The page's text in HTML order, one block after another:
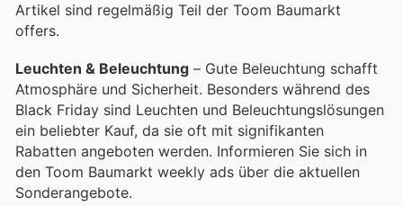
Artikel sind regelmäßig Teil der Toom Baumarkt
offers.
Leuchten & Beleuchtung – Gute Beleuchtung schafft
Atmosphäre und Sicherheit. Besonders während des
Black Friday sind Leuchten und Beleuchtungslösungen
ein beliebter Kauf, da sie oft mit signifikanten
Rabatten angeboten werden. Informieren Sie sich in
den Toom Baumarkt weekly ads über die aktuellen
Sonderangebote.